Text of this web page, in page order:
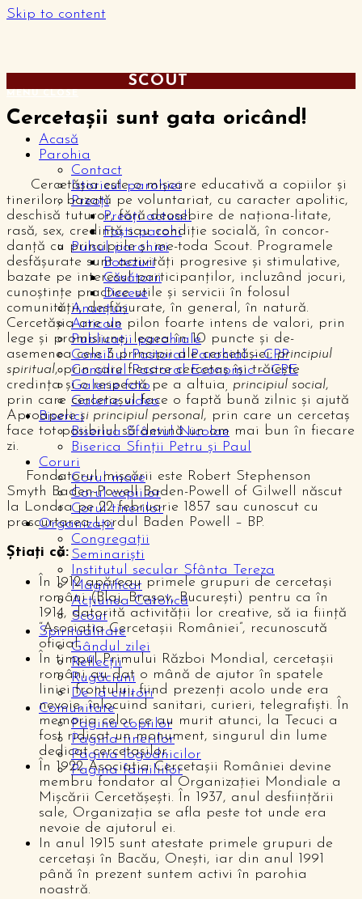
Skip to content
Acasă
Parohia
Contact
Istoricul parohiei
Preoți
Preoți actuali
Foști parohi
Pulsul parohiei
Botezuri
Căsătorii
Decese
Anunțuri
Articole
Publicații parohiale
Consiliul Pastoral Parohial – CPP
Consiliul Pastoral Economic – CPE
Galerie foto
Galerie video
Biserici
Biserica Sfântul Nicolae
Biserica Sfinții Petru și Paul
Coruri
Corul mare
Corul copiilor
Corul tinerilor
Organizații
Congregații
Seminariști
Institutul secular Sfânta Tereza
Magnificat
Acțiunea Catolică
Scout
Spiritualitate
Gândul zilei
Reflecții
Rugăciuni
De la cititori
Comunitate
Pagina copiilor
Pagina tinerilor
Pagina logodnicilor
Pagina familiilor
SCOUT
Cercetașii sunt gata oricând!
Cercetăşia este o mişcare educativă a copiilor şi
tinerilor, bazată pe voluntariat, cu caracter apolitic,
deschisă tuturor, fără deosebire de naţiona-litate,
rasă, sex, credinţă sau condiţie socială, în concor-
danţă cu principiile şi me-toda Scout. Programele
desfăşurate sunt activităţi progresive şi stimulative,
bazate pe interesul participanţilor, incluzând jocuri,
cunoştinţe practice utile şi servicii în folosul
comunităţii, desfăşurate, în general, în natură.
Cercetășia are un pilon foarte intens de valori, prin
lege și promisiune, legea în 10 puncte și de-
asemenea cele 3 principii ale cercetășiei:principiul
spiritual, prin care fiecare cercetaș își trăiește
credința și o respectă pe a altuia
, principiul social,
prin care cercetașul face o faptă bună zilnic și ajută
Aproapeleși principiul personal, prin care un cercetaș
face tot posibilul să devină un om mai bun în fiecare
zi.
Fondatorul mișcării este Robert Stephenson
Smyth Baden-Powell Baden-Powell of Gilwell născut
la Londra pe 22 februarie 1857 sau cunoscut cu
prescurtarea Lordul Baden Powell – BP.
Știați că:
În 1912 apăreau primele grupuri de cercetaşi
români (Blaj, Braşov, Bucureşti) pentru ca în
1914, datorită activităţii lor creative, să ia fiinţă
“Asociaţia Cercetaşii României”, recunoscută
oficial.
În timpul Primului Război Mondial, cercetaşii
români au dat o mână de ajutor în spatele
liniei frontului, fiind prezenţi acolo unde era
nevoie, înlocuind sanitari, curieri, telegrafişti. În
memoria celor ce au murit atunci, la Tecuci a
fost ridicat un monument, singurul din lume
dedicat cercetaşilor.
În 1922 Asociaţia Cercetaşii României devine
membru fondator al Organizaţiei Mondiale a
Mişcării Cercetăşeşti. În 1937, anul desfiinţării
sale, Organizaţia se afla peste tot unde era
nevoie de ajutorul ei.
In anul 1915 sunt atestate primele grupuri de
cercetași în Bacău, Onești, iar din anul 1991
până în prezent suntem activi în parohia
noastră.